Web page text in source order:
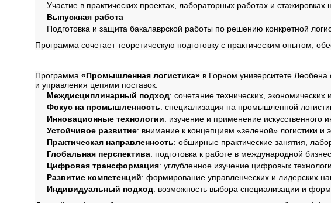
Участие в практических проектах, лабораторных работах и
Выпускная работа
Подготовка и защита бакалаврской работы по решению конкретной
Программа сочетает теоретическую подготовку с практическим опытом,
Программа «Промышленная логистика»в Горном университете Леобена
и управления цепями поставок.
Междисциплинарный подход: сочетание технических,
Фокус на промышленность: специализация на промышленной
Инновационные технологии: изучение и применение искусственного
Устойчивое развитие: внимание к концепциям «зеленой» логистики и
Практическая направленность: обширные практические занятия,
Глобальная перспектива: подготовка к работе в международной
Цифровая трансформация: углубленное изучение цифровых
Развитие компетенций: формирование управленческих и лидерских
Индивидуальный подход: возможность выбора специализации и